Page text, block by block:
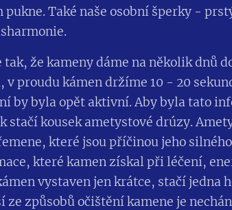
Také naše osobní šperky -
že kameny dáme na několik dnů
proudu kámen držíme 10 - 20
by byla opět aktivní. Aby byla tato
stačí kousek ametystové drúzy.
které jsou příčinou jeho
které kamen získal při léčení,
vystaven jen krátce, stačí jedna
způsobů očištění kamene je